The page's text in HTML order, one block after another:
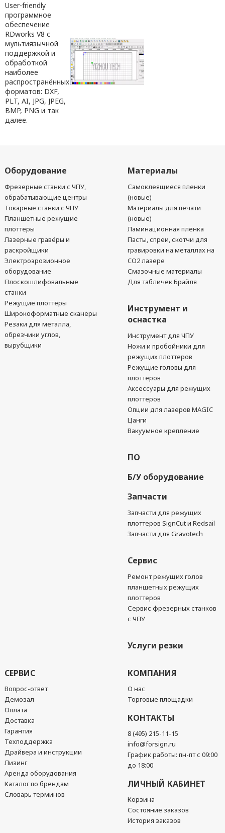
User-friendly
программное
обеспечение
RDworks V8 с
мультиязычной
поддержкой и
обработкой
наиболее
распространённых
форматов: DXF,
PLT, AI, JPG, JPEG,
BMP, PNG и так
далее.
Оборудование
Фрезерные станки с ЧПУ,
обрабатывающие центры
Токарные станки с ЧПУ
Планшетные режущие
плоттеры
Лазерные гравёры и
раскройщики
Электроэрозионное
оборудование
Плоскошлифовальные
станки
Режущие плоттеры
Широкоформатные сканеры
Резаки для металла,
обрезчики углов,
вырубщики
Материалы
Самоклеящиеся пленки
(новые)
Материалы для печати
(новые)
Ламинационная пленка
Пасты, спреи, скотчи для
гравировки на металлах на
CO2 лазере
Смазочные материалы
Для табличек Брайля
Инструмент и
оснастка
Инструмент для ЧПУ
Ножи и пробойники для
режущих плоттеров
Режущие головы для
плоттеров
Аксессуары для режущих
плоттеров
Опции для лазеров MAGIC
Цанги
Вакуумное крепление
ПО
Б/У оборудование
Запчасти
Запчасти для режущих
плоттеров SignCut и Redsail
Запчасти для Gravotech
Сервис
Ремонт режущих голов
планшетных режущих
плоттеров
Сервис фрезерных станков
с ЧПУ
Услуги резки
СЕРВИС
Вопрос-ответ
Демозал
Оплата
Доставка
Гарантия
Техподдержка
Драйвера и инструкции
Лизинг
Аренда оборудования
Каталог по брендам
Словарь терминов
КОМПАНИЯ
О нас
Торговые площадки
КОНТАКТЫ
8 (495) 215-11-15
info@forsign.ru
График работы: пн-пт с 09:00
до 18:00
ЛИЧНЫЙ КАБИНЕТ
Корзина
Состояние заказов
История заказов